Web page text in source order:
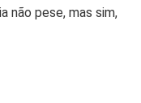
não pese, mas sim,